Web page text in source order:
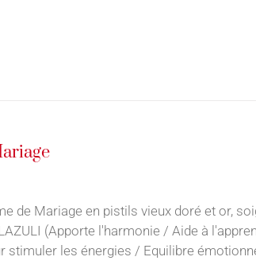
de Mariage en pistils vieux doré et or,
(Apporte l'harmonie / Aide à
stimuler les énergies / Equilibre